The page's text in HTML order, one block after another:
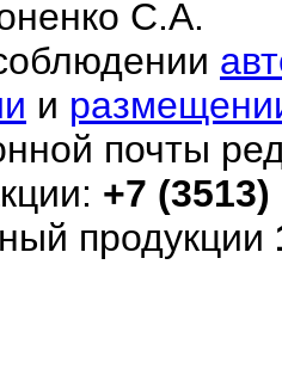
С.А.
и
почты
+7
продукции